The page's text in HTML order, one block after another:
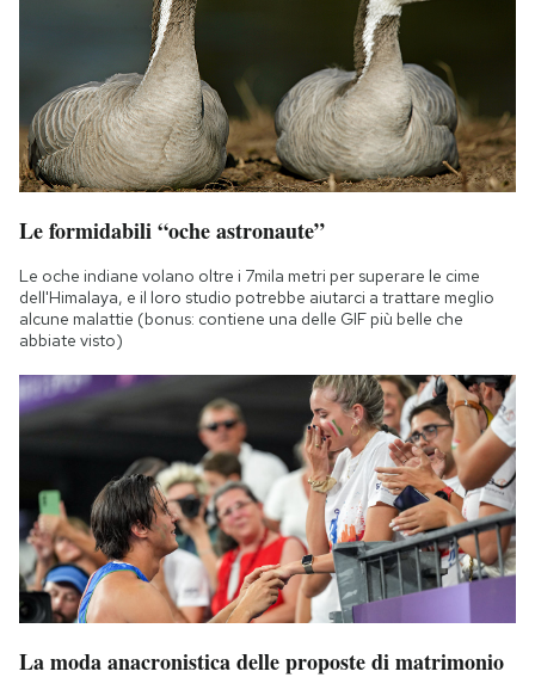
Le formidabili “oche astronaute”
Le oche indiane volano oltre i 7mila metri per superare le cime
dell'Himalaya, e il loro studio potrebbe aiutarci a trattare meglio
alcune malattie (bonus: contiene una delle GIF più belle che
abbiate visto)
La moda anacronistica delle proposte di matrimonio